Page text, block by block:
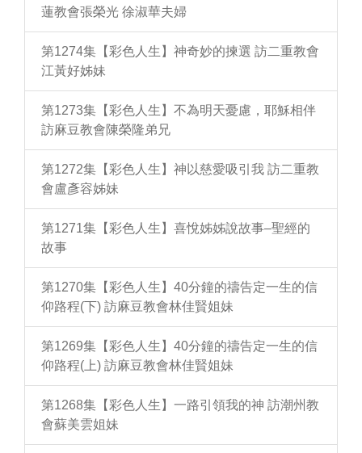
蓮教會張榮光 徐淑華夫婦
第1274集【彩色人生】神奇妙的揀選 訪二重教會
江黃好姊妹
第1273集【彩色人生】不為明天憂慮，耶穌相伴
訪麻豆教會陳榮隆弟兄
第1272集【彩色人生】神以慈愛吸引我 訪二重教
會盧彥容姊妹
第1271集【彩色人生】喜悅姊姊說故事–聖經的
故事
第1270集【彩色人生】40分鐘的禱告定一生的信
仰路程(下) 訪麻豆教會林佳賢姐妹
第1269集【彩色人生】40分鐘的禱告定一生的信
仰路程(上) 訪麻豆教會林佳賢姐妹
第1268集【彩色人生】一路引領我的神 訪潮州教
會蘇美雲姐妹